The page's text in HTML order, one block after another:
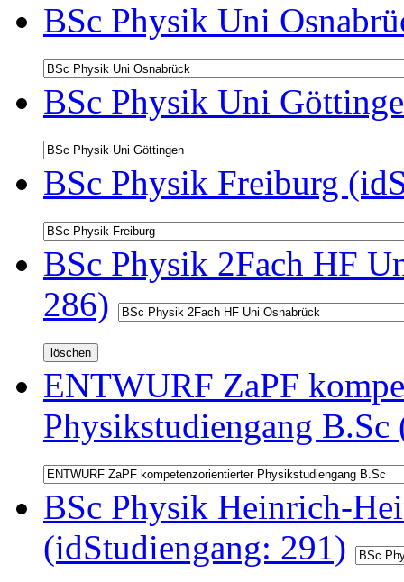
BSc Physik Uni
BSc Physik Uni
BSc Physik Freiburg
BSc Physik 2Fach HF
286)
ENTWURF ZaPF
Physikstudiengang
BSc Physik Heinrich-
(idStudiengang: 291)